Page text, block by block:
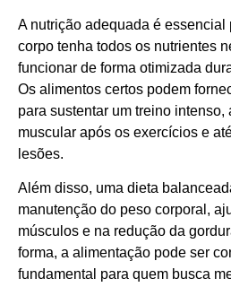
A nutrição adequada é essencial
corpo tenha todos os nutrientes
funcionar de forma otimizada
Os alimentos certos podem
para sustentar um treino
muscular após os exercícios e
lesões.
Além disso, uma dieta
manutenção do peso corporal,
músculos e na redução da
forma, a alimentação pode ser
fundamental para quem busca